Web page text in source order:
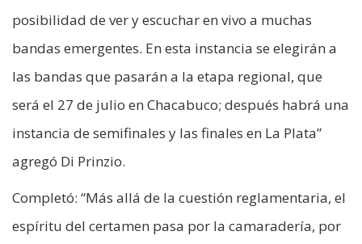
posibilidad de ver y escuchar en vivo a muchas
bandas emergentes. En esta instancia se elegirán a
las bandas que pasarán a la etapa regional, que
será el 27 de julio en Chacabuco; después habrá una
instancia de semifinales y las finales en La Plata”
agregó Di Prinzio.
Completó: “Más allá de la cuestión reglamentaria, el
espíritu del certamen pasa por la camaradería, por